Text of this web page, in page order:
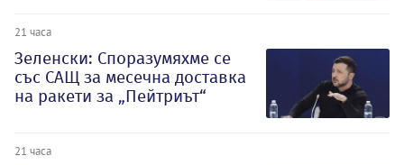
21 часа
Зеленски: Споразумяхме се
със САЩ за месечна доставка
на ракети за „Пейтриът“
21 часа